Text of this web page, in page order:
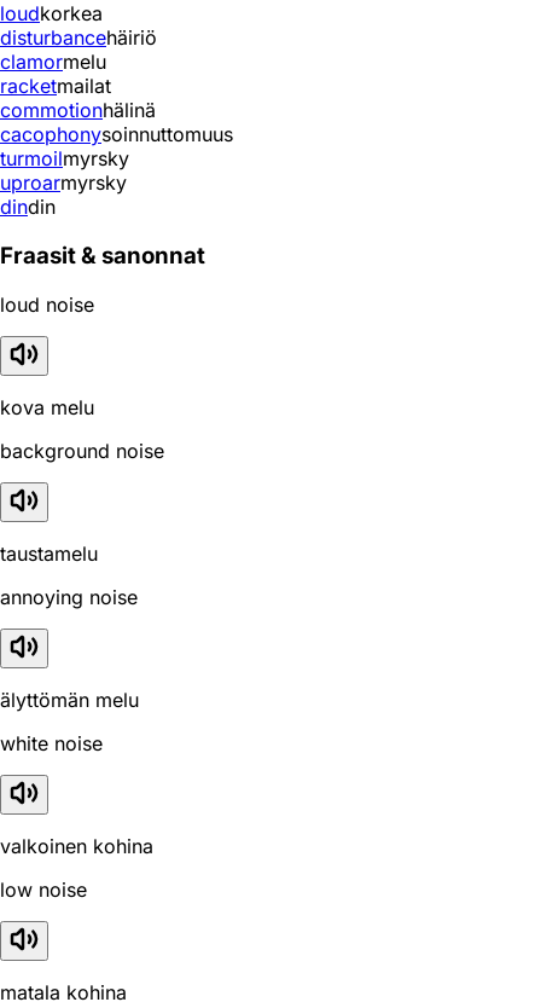
loudkorkea
disturbancehäiriö
clamormelu
racketmailat
commotionhälinä
cacophonysoinnuttomuus
turmoilmyrsky
uproarmyrsky
dindin
Fraasit & sanonnat
loud noise
kova melu
background noise
taustamelu
annoying noise
älyttömän melu
white noise
valkoinen kohina
low noise
matala kohina